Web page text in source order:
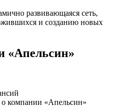
развивающаяся сеть,
и созданию новых
«Апельсин»
компании «Апельсин»